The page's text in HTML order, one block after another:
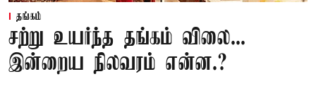
தங்கம்
சற்று உயர்ந்த தங்கம் விலை...
இன்றைய நிலவரம் என்ன.?